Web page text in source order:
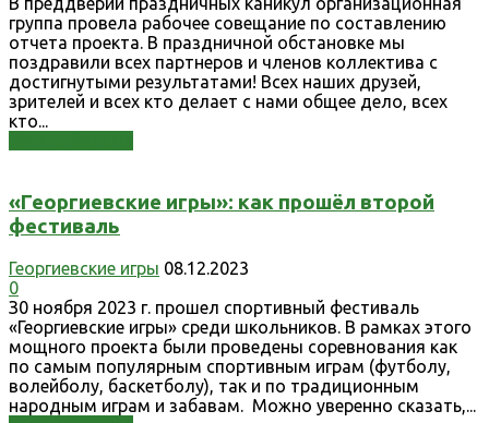
группа провела рабочее совещание по составлению
отчета проекта. В праздничной обстановке мы
поздравили всех партнеров и членов коллектива с
достигнутыми результатами! Всех наших друзей,
зрителей и всех кто делает с нами общее дело, всех
кто...
«Георгиевские игры»: как прошёл второй
фестиваль
Георгиевские игры 08.12.2023
0
З0 ноября 2023 г. прошел спортивный фестиваль
«Георгиевские игры» среди школьников. В рамках этого
мощного проекта были проведены соревнования как
по самым популярным спортивным играм (футболу,
волейболу, баскетболу), так и по традиционным
народным играм и забавам. Можно уверенно сказать,...